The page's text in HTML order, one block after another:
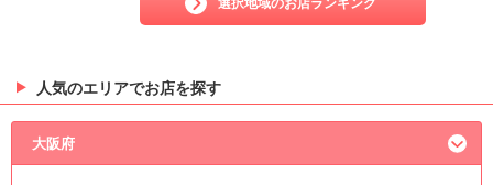
人気のエリアでお店を探す
大阪府